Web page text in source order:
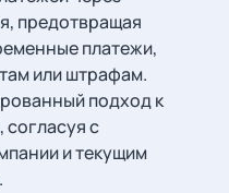
предотвращая
платежи,
или штрафам.
подход к
с
и текущим